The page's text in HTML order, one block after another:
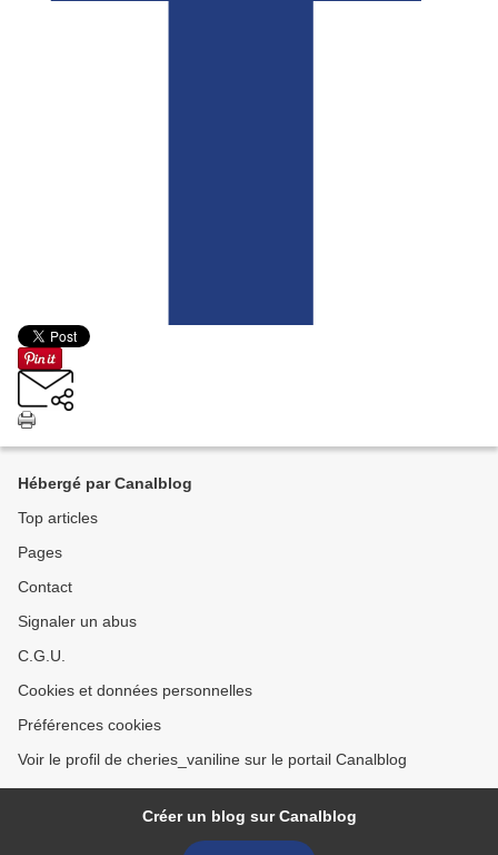
Hébergé par Canalblog
Top articles
Pages
Contact
Signaler un abus
C.G.U.
Cookies et données personnelles
Préférences cookies
Voir le profil de cheries_vaniline sur le portail Canalblog
Créer un blog sur Canalblog